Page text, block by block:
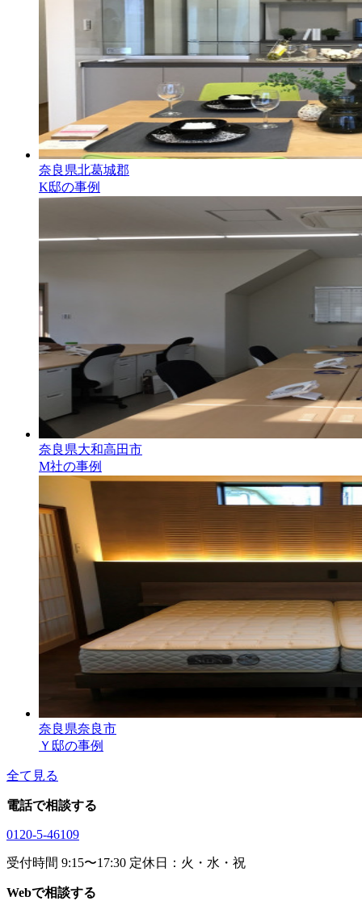
奈良県北葛城郡
K邸の事例
奈良県大和高田市
M社の事例
奈良県奈良市
Ｙ邸の事例
全て見る
電話で相談する
0120-5-46109
受付時間 9:15〜17:30 定休日：火・水・祝
Webで相談する